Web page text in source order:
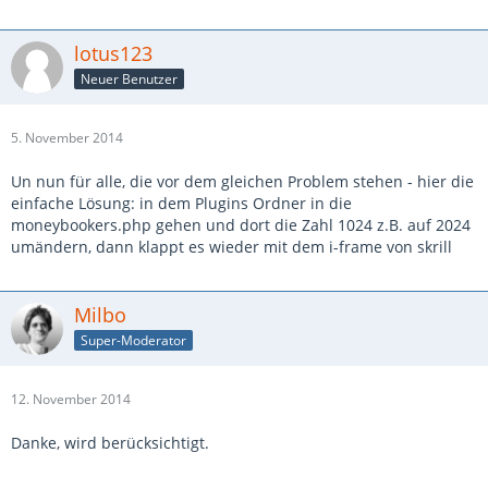
lotus123
Neuer Benutzer
5. November 2014
Un nun für alle, die vor dem gleichen Problem stehen - hier die
einfache Lösung: in dem Plugins Ordner in die
moneybookers.php gehen und dort die Zahl 1024 z.B. auf 2024
umändern, dann klappt es wieder mit dem i-frame von skrill
Milbo
Super-Moderator
12. November 2014
Danke, wird berücksichtigt.